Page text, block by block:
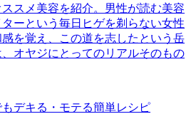
スメ美容を紹介。男性が読む美容
ーという毎日ヒゲを剃らない女性
を覚え、この道を志したという岳
オヤジにとってのリアルそのもの
デキる・モテる簡単レシピ